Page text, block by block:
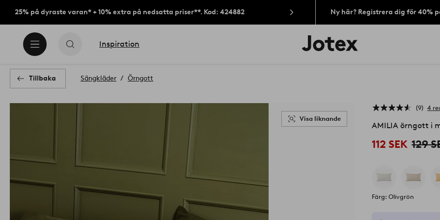
25% på dyraste varan* + 10% extra på nedsatta priser**. Kod: 424882 Ny här? Registrera dig för 40%
Inspiration
Jotex
logotyp
Tillbaka Sängkläder Örngott
Visa liknande
9 4
AMILIA örngott i
112 SEK 129
Färg: Olivgrön